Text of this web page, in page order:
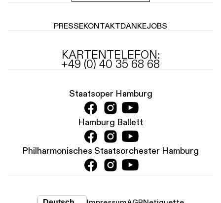
PRESSEKONTAKTDANKEJOBS
KARTENTELEFON:
+49 (0) 40 35 68 68
Staatsoper Hamburg
Hamburg Ballett
Philharmonisches Staatsorchester Hamburg